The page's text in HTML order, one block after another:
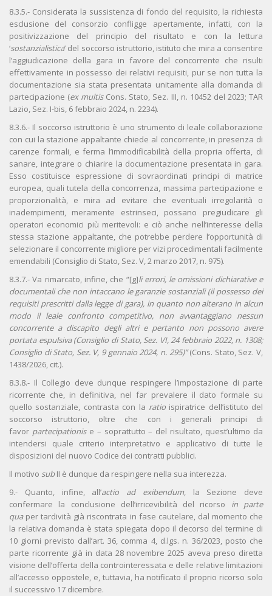
8.3.5.- Considerata la sussistenza di fondo del requisito, la richiesta
esclusione del consorzio confligge apertamente, infatti, con la
positivizzazione del principio del risultato e con la lettura
‘sostanzialistica’ del soccorso istruttorio, istituto che mira a consentire
l’aggiudicazione della gara in favore del concorrente che risulti
effettivamente in possesso dei relativi requisiti, pur se non tutta la
documentazione sia stata presentata unitamente alla domanda di
partecipazione (ex multisCons. Stato, Sez. III, n. 10452 del 2023; TAR
Lazio, Sez. I-bis, 6 febbraio 2024, n. 2234).
8.3.6.- Il soccorso istruttorio è uno strumento di leale collaborazione
con cui la stazione appaltante chiede al concorrente, in presenza di
carenze formali, e ferma l’immodificabilità della propria offerta, di
sanare, integrare o chiarire la documentazione presentata in gara.
Esso costituisce espressione di sovraordinati principi di matrice
europea, quali tutela della concorrenza, massima partecipazione e
proporzionalità, e mira ad evitare che eventuali irregolarità o
inadempimenti, meramente estrinseci, possano pregiudicare gli
operatori economici più meritevoli: e ciò anche nell’interesse della
stessa stazione appaltante, che potrebbe perdere l’opportunità di
selezionare il concorrente migliore per vizi procedimentali facilmente
emendabili (Consiglio di Stato, Sez. V, 2 marzo 2017, n. 975).
8.3.7.- Va rimarcato, infine, che “[g]li errori, le omissioni dichiarative e
documentali che non intaccano le garanzie sostanziali (il possesso dei
requisiti prescritti dalla legge di gara), in quanto non alterano in alcun
modo il leale confronto competitivo, non avvantaggiano nessun
concorrente a discapito degli altri e pertanto non possono avere
portata espulsiva (Consiglio di Stato, Sez. VI, 24 febbraio 2022, n. 1308;
Consiglio di Stato, Sez. V, 9 gennaio 2024, n. 295)”(Cons. Stato, Sez. V,
1438/2026, cit.).
8.3.8.- Il Collegio deve dunque respingere l’impostazione di parte
ricorrente che, in definitiva, nel far prevalere il dato formale su
quello sostanziale, contrasta con la ratioispiratrice dell’istituto del
soccorso istruttorio, oltre che con i generali principi di
favor partecipationise – soprattutto – del risultato, quest’ultimo da
intendersi quale criterio interpretativo e applicativo di tutte le
disposizioni del nuovo Codice dei contratti pubblici.
Il motivo subII è dunque da respingere nella sua interezza.
9.- Quanto, infine, all’actio ad exibendum, la Sezione deve
confermare la conclusione dell’irricevibilità del ricorso in parte
quaper tardività già riscontrata in fase cautelare, dal momento che
la relativa domanda è stata spiegata dopo il decorso del termine di
10 giorni previsto dall’art. 36, comma 4, d.lgs. n. 36/2023, posto che
parte ricorrente già in data 28 novembre 2025 aveva preso diretta
visione dell’offerta della controinteressata e delle relative limitazioni
all’accesso oppostele, e, tuttavia, ha notificato il proprio ricorso solo
il successivo 17 dicembre.